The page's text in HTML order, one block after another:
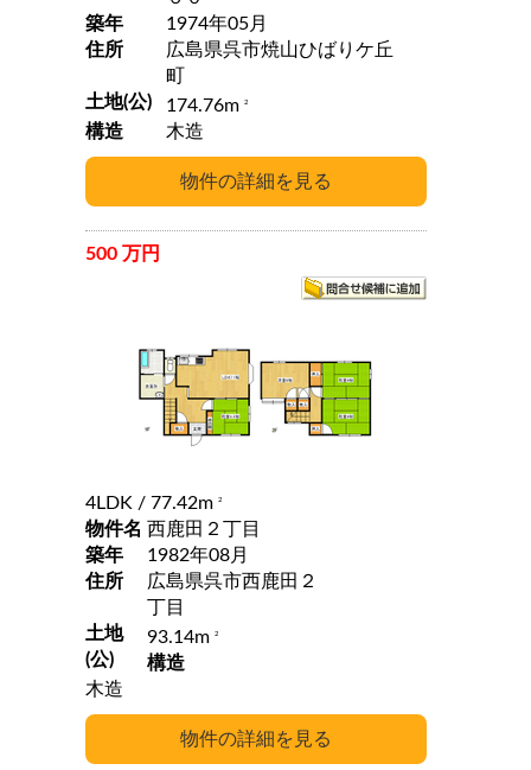
築年
1974年05月
住所
広島県呉市焼山ひばりケ丘
町
土地(公)
174.76m 2
構造 木造
500 万円
4LDK / 77.42m 2
物件名 西鹿田２丁目
築年
1982年08月
住所
広島県呉市西鹿田２
丁目
土地
(公)
93.14m 2
構造
木造